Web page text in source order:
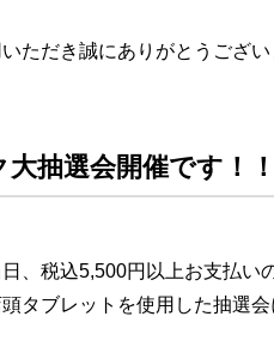
ただき誠にありがとうござい
抽選会開催です！！
、税込5,500円以上お支払い
タブレットを使用した抽選会